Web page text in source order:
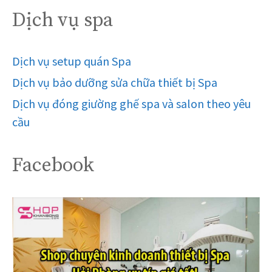
Dịch vụ spa
Dịch vụ setup quán Spa
Dịch vụ bảo dưỡng sửa chữa thiết bị Spa
Dịch vụ đóng giường ghế spa và salon theo yêu
cầu
Facebook